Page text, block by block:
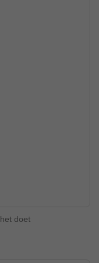
doet